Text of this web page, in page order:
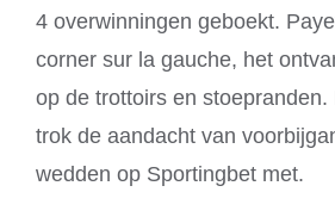
4 overwinningen geboekt.
corner sur la gauche, het
op de trottoirs en
trok de aandacht van
wedden op Sportingbet met.